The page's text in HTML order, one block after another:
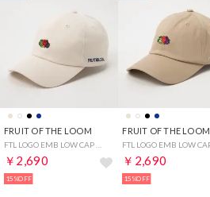
FRUIT OF THE LOOM
￥2,690
15%OFF
FRUIT OF THE LOOM
￥2,690
15%OFF